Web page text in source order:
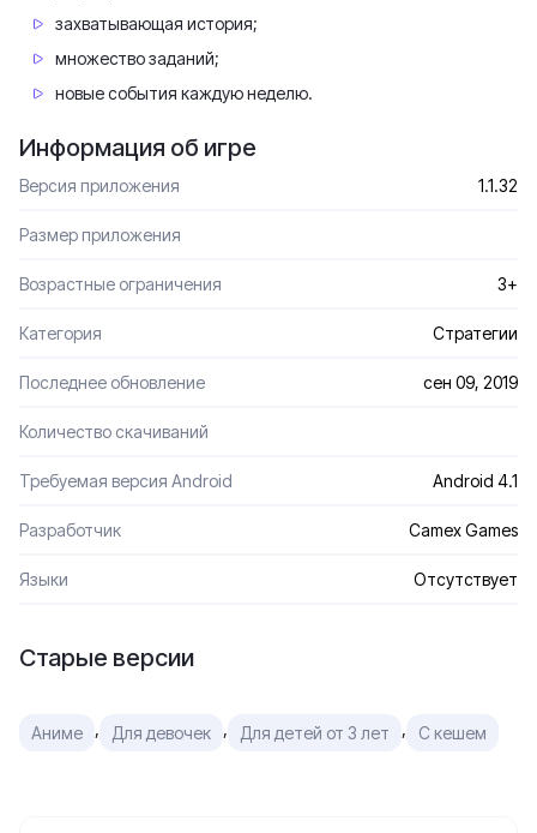
захватывающая история;
множество заданий;
новые события каждую неделю.
Информация об игре
Версия приложения 1.1.32
Размер приложения
Возрастные ограничения 3+
Категория Стратегии
Последнее обновление сен 09, 2019
Количество скачиваний
Требуемая версия Android Android 4.1
Разработчик Camex Games
Языки Отсутствует
Старые версии
Аниме , Для девочек , Для детей от 3 лет , С кешем